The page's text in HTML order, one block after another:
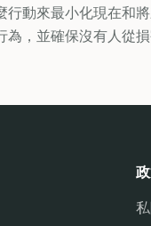
動來最小化現在和
，並確保沒有人從損